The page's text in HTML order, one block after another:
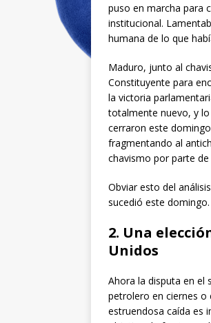
puso en marcha para
institucional.
humana de lo que
Maduro, junto al
Constituyente para
la victoria
totalmente nuevo, y
cerraron este
fragmentando al
chavismo por parte
Obviar esto del
sucedió este domingo.
2. Una
Unidos
Ahora la disputa en el
petrolero en ciernes o
estruendosa caída es